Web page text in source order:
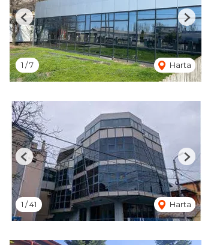
1 /7 Harta
Previous Next
1 /41 Harta
Previous Next